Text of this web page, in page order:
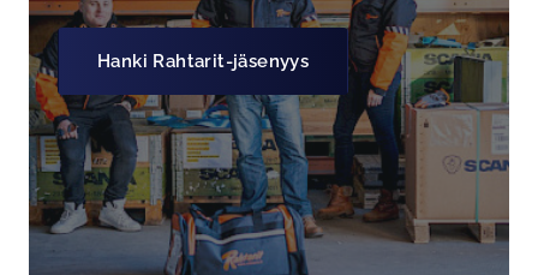
Hanki Rahtarit-jäsenyys